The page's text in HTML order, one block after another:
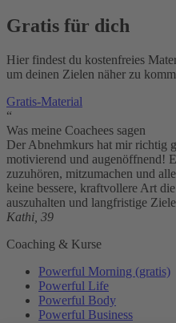
Gratis für dich
Hier findest du kostenfreies
um deinen Zielen näher zu
Gratis-Material
“
Was meine Coachees sagen
Der Abnehmkurs hat mir richtig
motivierend und augenöffnend!
zuzuhören, mitzumachen und
keine bessere, kraftvollere Art
auszuhalten und langfristige
Kathi, 39
Coaching & Kurse
Powerful Morning (gratis)
Powerful Life
Powerful Body
Powerful Business